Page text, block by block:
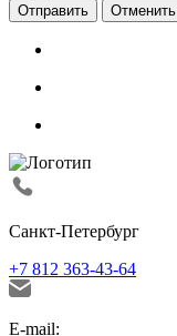
Отменить
Санкт-Петербург
+7 812 363-43-64
E-mail: